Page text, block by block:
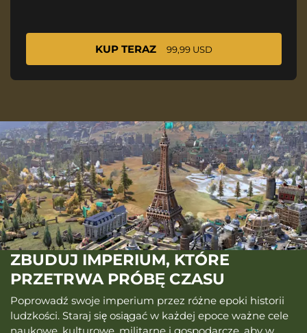
KUP TERAZ 99,99 USD
ZBUDUJ IMPERIUM, KTÓRE
PRZETRWA PRÓBĘ CZASU
Poprowadź swoje imperium przez różne epoki historii
ludzkości. Staraj się osiągać w każdej epoce ważne cele